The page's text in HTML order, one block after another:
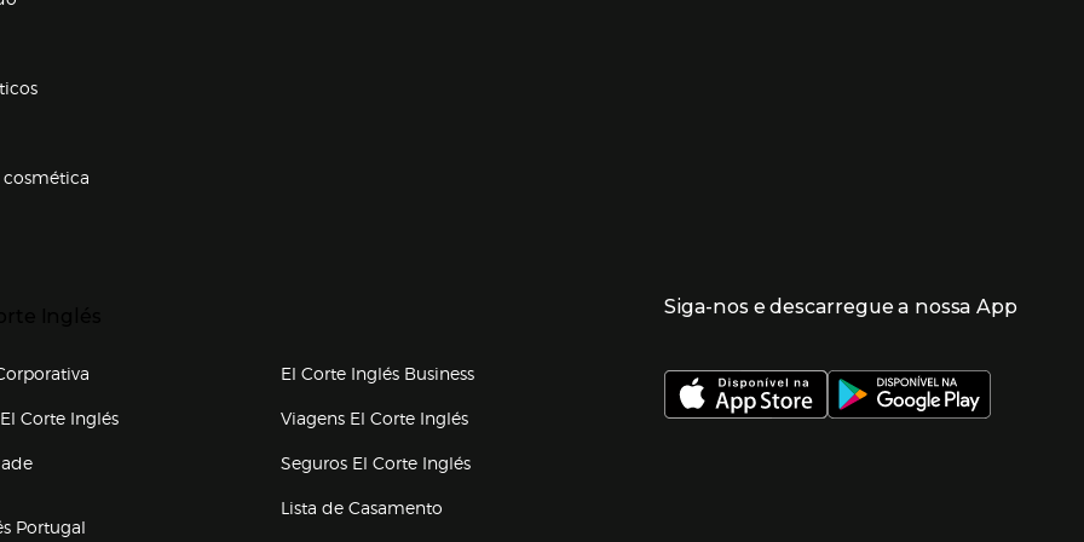
Corte Inglés(abre en nueva ventana)
Portugal
El Corte Inglés Business
Viagens El Corte Inglés(abre en nueva ventana)
Seguros El Corte Inglés(abre en nueva ventana)
Lista de Casamento
Siga-nos e descarregue a nossa App